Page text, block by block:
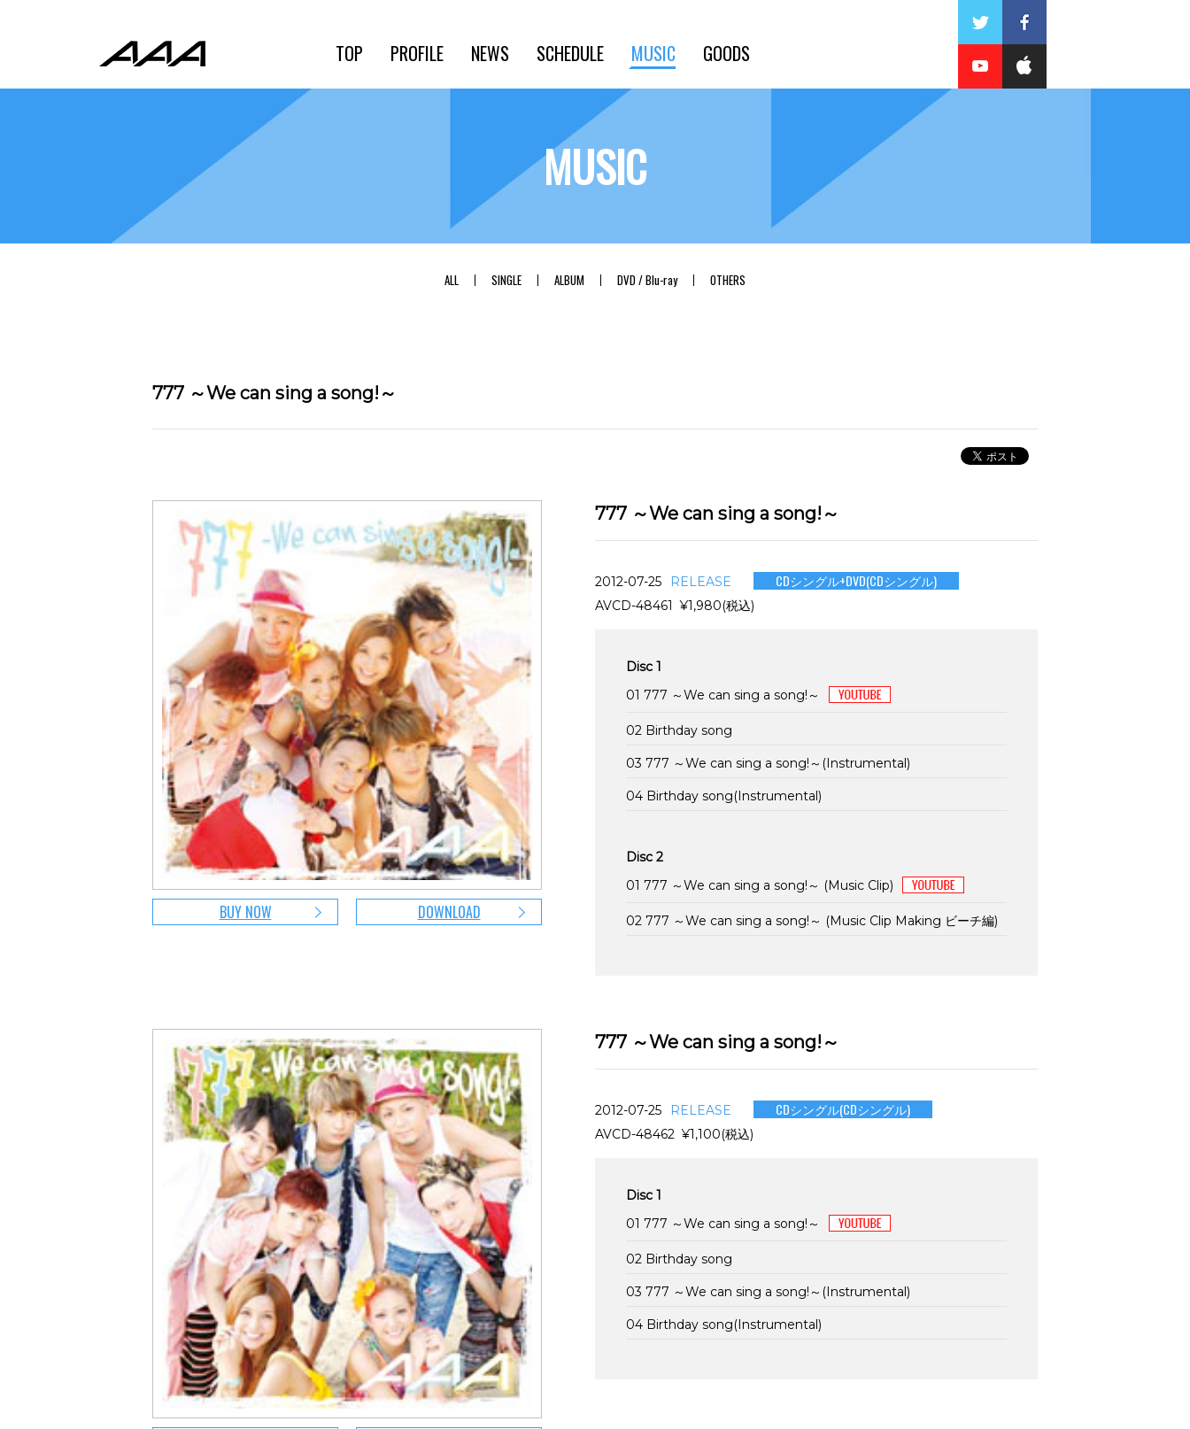
TOP PROFILE NEWS SCHEDULE MUSIC GOODS
MUSIC
ALL SINGLE ALBUM DVD / Blu-ray OTHERS
777 ～We can sing a song!～
BUY NOW DOWNLOAD
777 ～We can sing a song!～
2012-07-25 RELEASE CDシングル+DVD(CDシングル)
AVCD-48461 ¥1,980(税込)
Disc 1
01 777 ～We can sing a song!～
02 Birthday song
03 777 ～We can sing a song!～(Instrumental)
04 Birthday song(Instrumental)
Disc 2
01 777 ～We can sing a song!～ (Music Clip)
02 777 ～We can sing a song!～ (Music Clip Making ビーチ編)
777 ～We can sing a song!～
2012-07-25 RELEASE CDシングル(CDシングル)
AVCD-48462 ¥1,100(税込)
Disc 1
01 777 ～We can sing a song!～
02 Birthday song
03 777 ～We can sing a song!～(Instrumental)
04 Birthday song(Instrumental)